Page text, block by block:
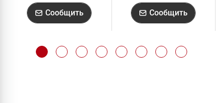
Сообщить
Сообщить